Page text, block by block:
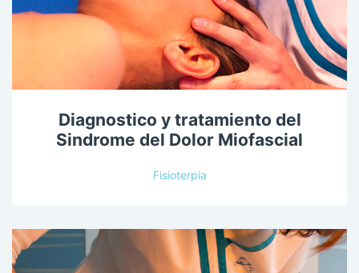
Diagnostico y tratamiento del
Sindrome del Dolor Miofascial
Fisioterpia